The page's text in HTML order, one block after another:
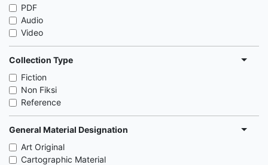
PDF
Audio
Video
Collection Type
Fiction
Non Fiksi
Reference
General Material Designation
Art Original
Cartographic Material